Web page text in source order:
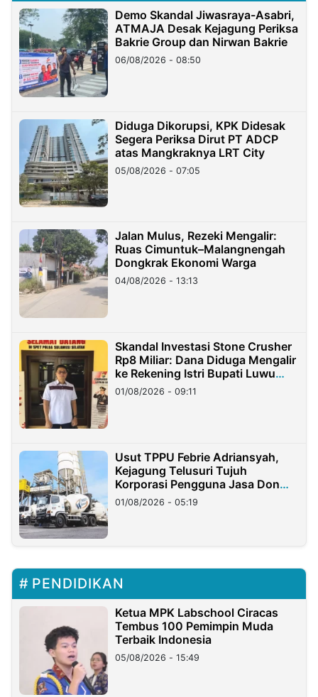
Demo Skandal Jiwasraya-Asabri,
ATMAJA Desak Kejagung Periksa
Bakrie Group dan Nirwan Bakrie
06/08/2026 - 08:50
Diduga Dikorupsi, KPK Didesak
Segera Periksa Dirut PT ADCP
atas Mangkraknya LRT City
05/08/2026 - 07:05
Jalan Mulus, Rezeki Mengalir:
Ruas Cimuntuk–Malangnengah
Dongkrak Ekonomi Warga
04/08/2026 - 13:13
Skandal Investasi Stone Crusher
Rp8 Miliar: Dana Diduga Mengalir
ke Rekening Istri Bupati Luwu
Timur
01/08/2026 - 09:11
Usut TPPU Febrie Adriansyah,
Kejagung Telusuri Tujuh
Korporasi Pengguna Jasa Don
Ritto
01/08/2026 - 05:19
PENDIDIKAN
Ketua MPK Labschool Ciracas
Tembus 100 Pemimpin Muda
Terbaik Indonesia
05/08/2026 - 15:49